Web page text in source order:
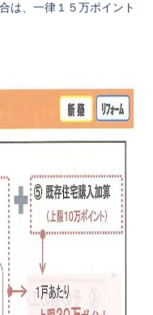
は、一律１５万ポイント